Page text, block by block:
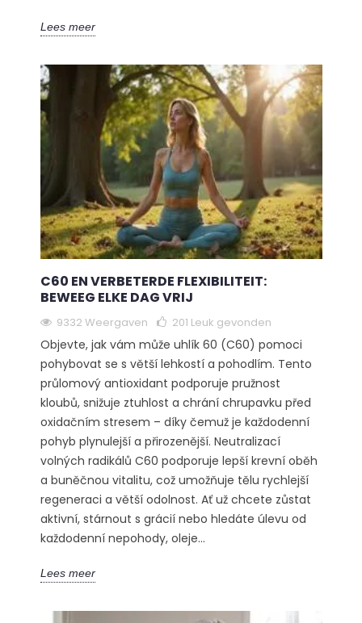
Lees meer
C60 EN VERBETERDE FLEXIBILITEIT:
BEWEEG ELKE DAG VRIJ
9332 Weergaven 201 Leuk gevonden
Objevte, jak vám může uhlík 60 (C60) pomoci
pohybovat se s větší lehkostí a pohodlím. Tento
průlomový antioxidant podporuje pružnost
kloubů, snižuje ztuhlost a chrání chrupavku před
oxidačním stresem – díky čemuž je každodenní
pohyb plynulejší a přirozenější. Neutralizací
volných radikálů C60 podporuje lepší krevní oběh
a buněčnou vitalitu, což umožňuje tělu rychlejší
regeneraci a větší odolnost. Ať už chcete zůstat
aktivní, stárnout s grácií nebo hledáte úlevu od
každodenní nepohody, oleje...
Lees meer